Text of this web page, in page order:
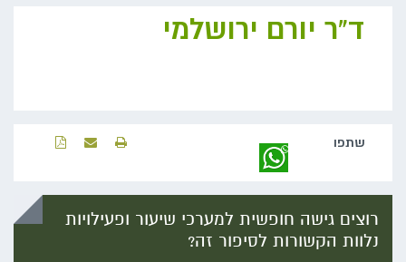
ד"ר יורם ירושלמי
שתפו‬
רוצים גישה חופשית למערכי שיעור ופעילויות
נלוות הקשורות לסיפור זה?